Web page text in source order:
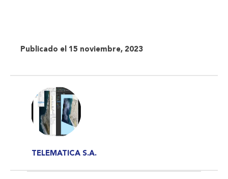
Publicado el 15 noviembre, 2023
TELEMATICA S.A.